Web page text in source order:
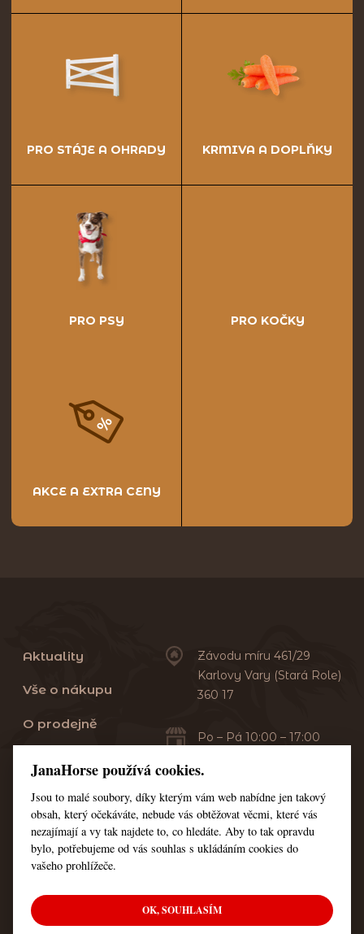
PRO STÁJE A OHRADY KRMIVA A DOPLŇKY
PRO PSY PRO KOČKY
AKCE A EXTRA CENY
Aktuality
Vše o nákupu
O prodejně
Servis
Kontakt
Nastavení cookies
Závodu míru 461/29
Karlovy Vary (Stará Role)
360 17
Po – Pá 10:00 – 17:00
+420 353 549 410
+420 608 444 378
© Všechna práva vyhrazena JanaHorse
JanaHorse používá cookies.
Jsou to malé soubory, díky kterým vám web nabídne jen takový
obsah, který očekáváte, nebude vás obtěžovat věcmi, které vás
nezajímají a vy tak najdete to, co hledáte. Aby to tak opravdu
bylo, potřebujeme od vás souhlas s ukládáním cookies do
vašeho prohlížeče.
OK, SOUHLASÍM